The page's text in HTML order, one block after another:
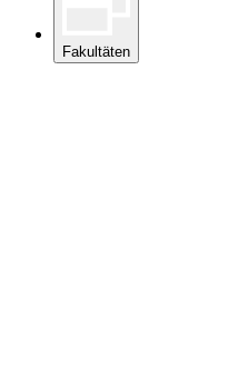
Fakultäten